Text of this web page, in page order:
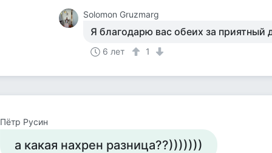
Solomon Gruzmarg
Я благодарю вас обеих за приятный
6 лет 1
Пётр Русин
а какая нахрен разница??)))))))